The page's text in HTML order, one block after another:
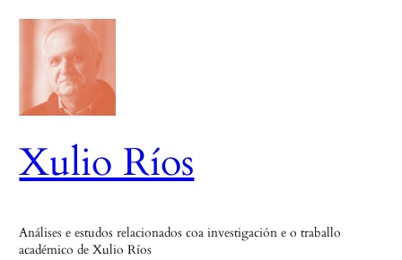
Saltar
contido
Xulio Ríos
Análises e estudos relacionados coa investigación e o traballo
académico de Xulio Ríos